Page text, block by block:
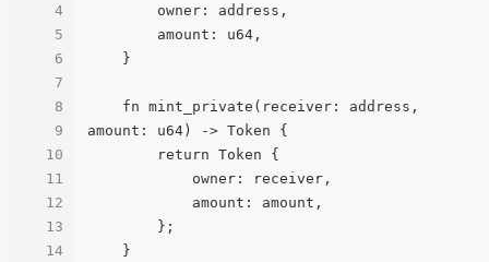
4
5
6
7
8
9
10
11
12
13
14
amount: u64) -> Token {